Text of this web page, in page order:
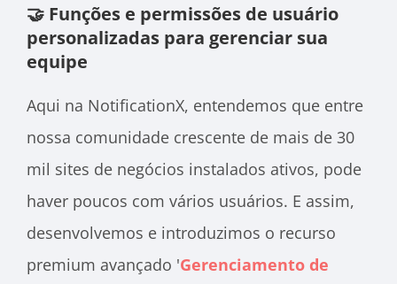
🤝 Funções e permissões de usuário
personalizadas para gerenciar sua
equipe
Aqui na NotificationX, entendemos que entre
nossa comunidade crescente de mais de 30
mil sites de negócios instalados ativos, pode
haver poucos com vários usuários. E assim,
desenvolvemos e introduzimos o recurso
premium avançado 'Gerenciamento de